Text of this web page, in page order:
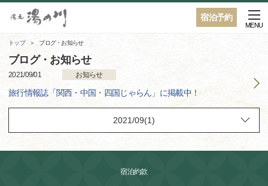
宿泊予約
MENU
トップ ブログ・お知らせ
ブログ・お知らせ
2021/09/01 お知らせ
旅行情報誌「関西・中国・四国じゃらん」に掲載中！
宿泊約款